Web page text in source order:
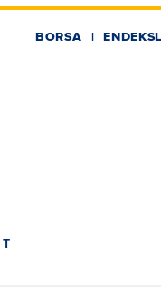
BORSA
T